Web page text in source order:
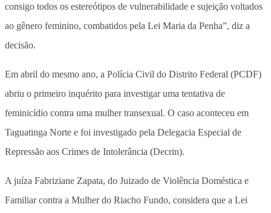
consigo todos os estereótipos de vulnerabilidade e sujeição voltados
ao gênero feminino, combatidos pela Lei Maria da Penha”, diz a
decisão.
Em abril do mesmo ano, a Polícia Civil do Distrito Federal (PCDF)
abriu o primeiro inquérito para investigar uma tentativa de
feminicídio contra uma mulher transexual. O caso aconteceu em
Taguatinga Norte e foi investigado pela Delegacia Especial de
Repressão aos Crimes de Intolerância (Decrin).
A juíza Fabriziane Zapata, do Juizado de Violência Doméstica e
Familiar contra a Mulher do Riacho Fundo, considera que a Lei